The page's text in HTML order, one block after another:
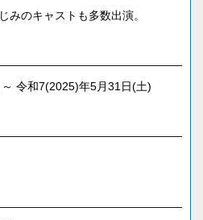
みのキャストも多数出演。
令和7(2025)年5月31日(土)